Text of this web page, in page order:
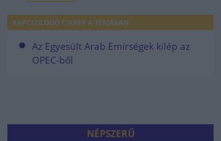
KAPCSOLÓDÓ CIKKEK A TÉMÁBAN
Az Egyesült Arab Emírségek kilép az
OPEC-ből
NÉPSZERŰ